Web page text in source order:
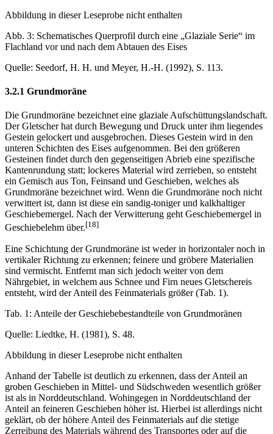
Abbildung in dieser Leseprobe nicht enthalten
Abb. 3: Schematisches Querprofil durch eine „Glaziale Serie“ im
Flachland vor und nach dem Abtauen des Eises
Quelle: Seedorf, H. H. und Meyer, H.-H. (1992), S. 113.
3.2.1 Grundmoräne
Die Grundmoräne bezeichnet eine glaziale Aufschüttungslandschaft.
Der Gletscher hat durch Bewegung und Druck unter ihm liegendes
Gestein gelockert und ausgebrochen. Dieses Gestein wird in den
unteren Schichten des Eises aufgenommen. Bei den größeren
Gesteinen findet durch den gegenseitigen Abrieb eine spezifische
Kantenrundung statt; lockeres Material wird zerrieben, so entsteht
ein Gemisch aus Ton, Feinsand und Geschieben, welches als
Grundmoräne bezeichnet wird. Wenn die Grundmoräne noch nicht
verwittert ist, dann ist diese ein sandig-toniger und kalkhaltiger
Geschiebemergel. Nach der Verwitterung geht Geschiebemergel in
Geschiebelehm über.[18]
Eine Schichtung der Grundmoräne ist weder in horizontaler noch in
vertikaler Richtung zu erkennen; feinere und gröbere Materialien
sind vermischt. Entfernt man sich jedoch weiter von dem
Nährgebiet, in welchem aus Schnee und Firn neues Gletschereis
entsteht, wird der Anteil des Feinmaterials größer (Tab. 1).
Tab. 1: Anteile der Geschiebebestandteile von Grundmoränen
Quelle: Liedtke, H. (1981), S. 48.
Abbildung in dieser Leseprobe nicht enthalten
Anhand der Tabelle ist deutlich zu erkennen, dass der Anteil an
groben Geschieben in Mittel- und Südschweden wesentlich größer
ist als in Norddeutschland. Wohingegen in Norddeutschland der
Anteil an feineren Geschieben höher ist. Hierbei ist allerdings nicht
geklärt, ob der höhere Anteil des Feinmaterials auf die stetige
Zerreibung des Materials während des Transportes oder auf die